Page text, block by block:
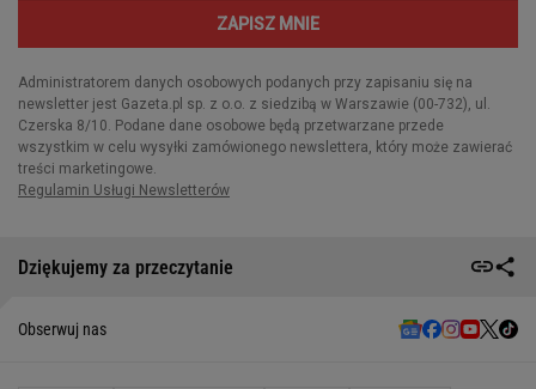
Dziękujemy za przeczytanie
Obserwuj nas